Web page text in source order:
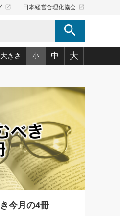
launch 日本経営合理化協会 launch
search
もっとみる
ら・だマネジメント」
ー(44)
(100)
むぎょうあん)(166)
・磨く「ミミガク」のすすめ
きさ 小 中 大
今月の4冊